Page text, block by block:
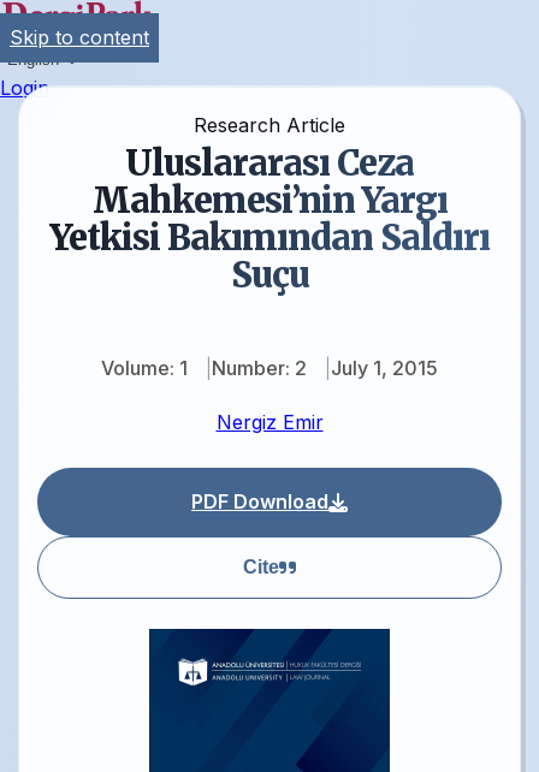
English
Login
Research Article
Uluslararası Ceza
Mahkemesi’nin Yargı
Yetkisi Bakımından Saldırı
Suçu
Volume: 1 Number: 2 July 1, 2015
Nergiz Emir
PDF Download
Cite
Skip to content